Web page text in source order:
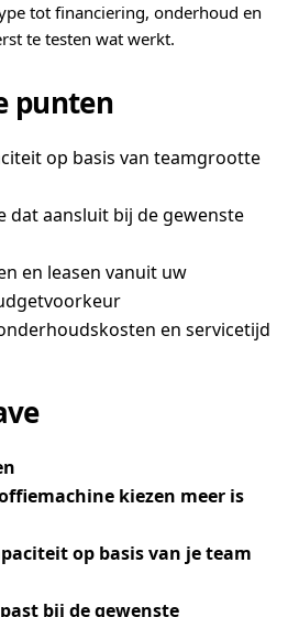
tot financiering, onderhoud en
te testen wat werkt.
punten
op basis van teamgrootte
dat aansluit bij de gewenste
en leasen vanuit uw
en servicetijd
kiezen meer is
op basis van je team
bij de gewenste